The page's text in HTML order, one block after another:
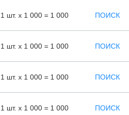
1 шт. х 1 000 = 1 000 ПОИСК
1 шт. х 1 000 = 1 000 ПОИСК
1 шт. х 1 000 = 1 000 ПОИСК
1 шт. х 1 000 = 1 000 ПОИСК